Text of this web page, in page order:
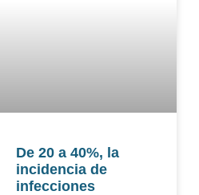
De 20 a 40%, la
incidencia de
infecciones